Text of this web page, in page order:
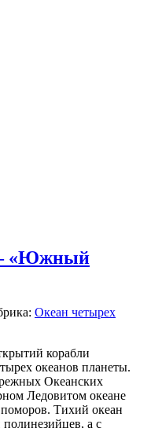
— «Южный
Океан четырех
корабли
океанов планеты.
Океанских
Ледовитом океане
Тихий океан
полинезийцев, а с